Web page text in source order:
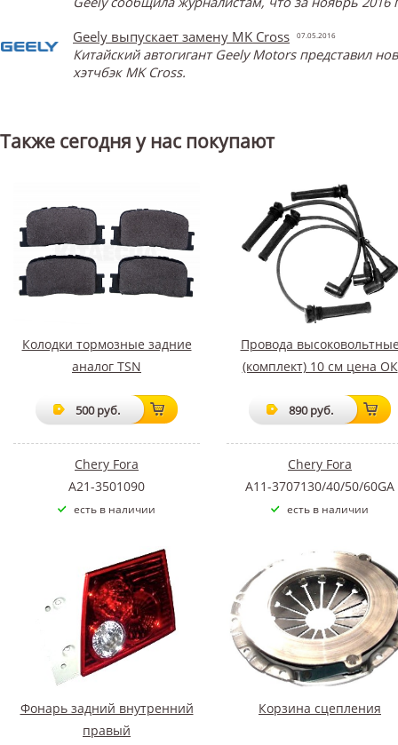
Geely выпускает замену MK Cross
07.05.2016
Китайский автогигант Geely Motors представил
хэтчбэк MK Cross.
Также сегодня у нас покупают
Колодки тормозные задние
аналог TSN
500 руб.
Chery Fora
A21-3501090
есть в наличии
Провода
(комплект) 10 cм цена ОК
890 руб.
Chery Fora
A11-3707130/40/50/60GA
есть в наличии
Фонарь задний внутренний
правый
Корзина сцепления